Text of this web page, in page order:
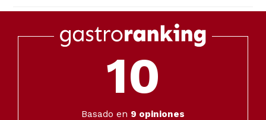
10
Basado en 9 opiniones